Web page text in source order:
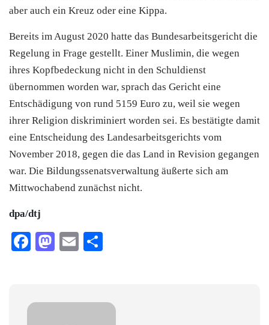
aber auch ein Kreuz oder eine Kippa.
Bereits im August 2020 hatte das Bundesarbeitsgericht die
Regelung in Frage gestellt. Einer Muslimin, die wegen
ihres Kopfbedeckung nicht in den Schuldienst
übernommen worden war, sprach das Gericht eine
Entschädigung von rund 5159 Euro zu, weil sie wegen
ihrer Religion diskriminiert worden sei. Es bestätigte damit
eine Entscheidung des Landesarbeitsgerichts vom
November 2018, gegen die das Land in Revision gegangen
war. Die Bildungssenatsverwaltung äußerte sich am
Mittwochabend zunächst nicht.
dpa/dtj
Facebook
Mastodon
Email